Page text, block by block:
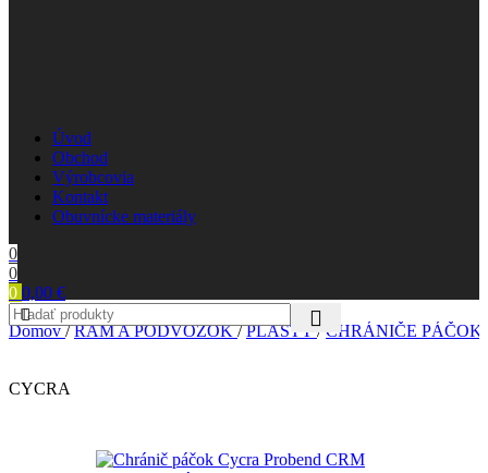
Úvod
Obchod
Výrobcovia
Kontakt
Obuvnícke materiály
0
0
0 0,00 €
Domov/ RÁM A PODVOZOK/ PLASTY/ CHRÁNIČE PÁČOK
CYCRA